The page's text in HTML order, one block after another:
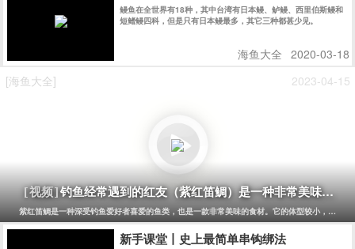
鳗鱼在全世界有18种，其中台湾有日本鳗、鲈鳗、西里伯斯鳗和
短鳍鳗四科，但是只有日本鳗最多，其它三种都甚少见。
海鱼大全 2020-03-18
[海鱼大全]
2023-04-15
[视频]钓鱼经常遇到的红友（紫红笛鲷）是一种非常美味的鱼
紫红笛鲷是一种深受钓鱼爱好者喜爱的鱼类，也是一款非常美味的食材。它的体型较小，一般
新手课堂丨史上最简单串钩绑法